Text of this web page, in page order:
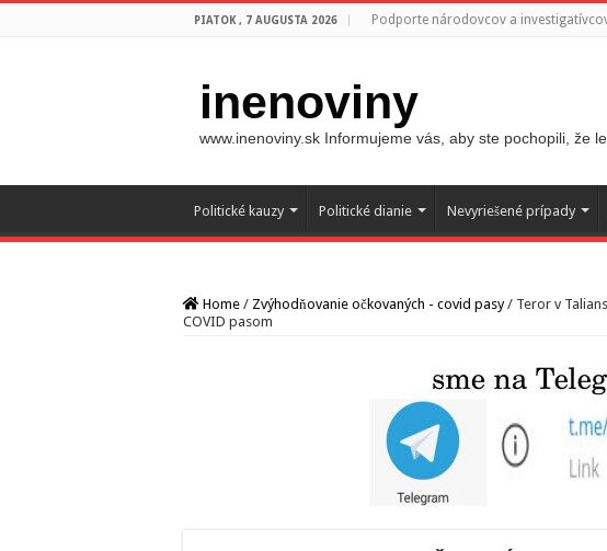
PIATOK , 7 AUGUSTA 2026 Podporte národovcov a
inenoviny
www.inenoviny.sk Informujeme vás, aby ste pochopili, že
Politické kauzy Politické dianie Nevyriešené prípady
Home / Zvýhodňovanie očkovaných - covid pasy / Teror v
COVID pasom